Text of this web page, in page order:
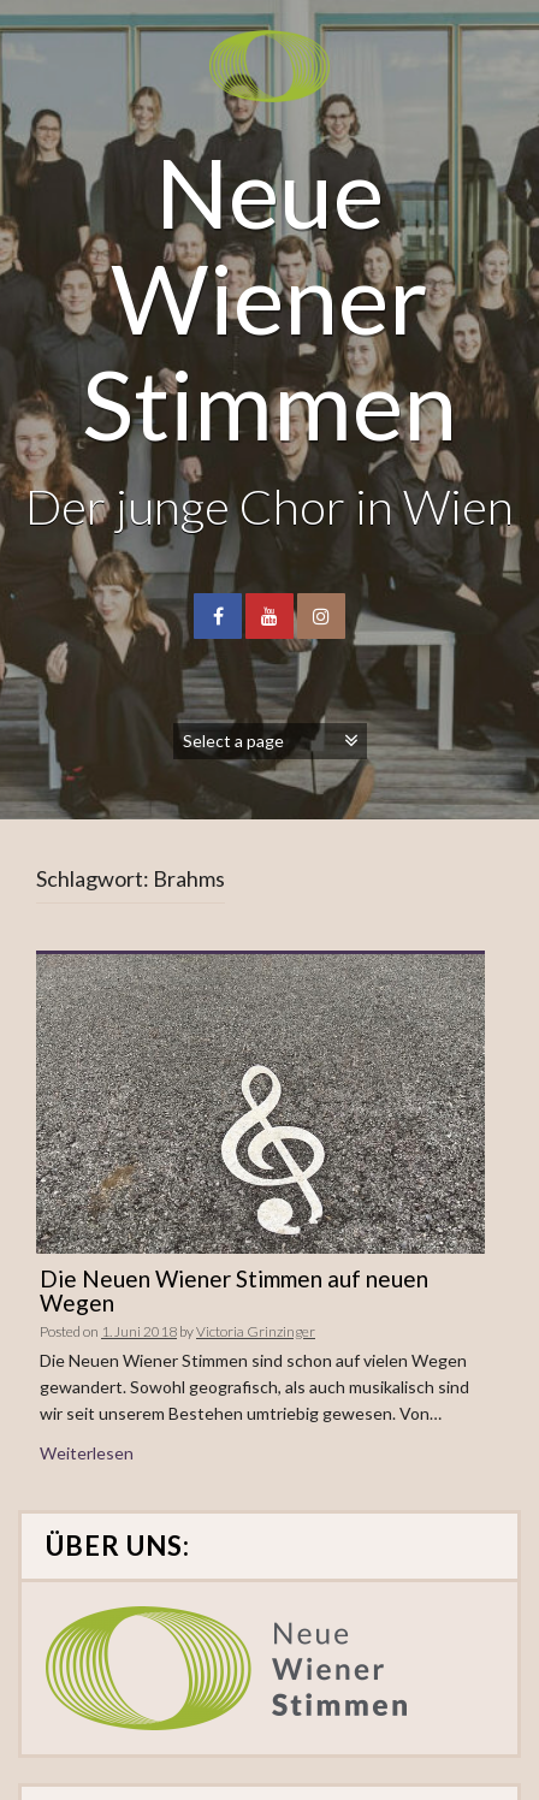
Neue
Wiener
Stimmen
Der junge Chor in Wien
Schlagwort: Brahms
Die Neuen Wiener Stimmen auf neuen
Wegen
Posted on 1. Juni 2018 byVictoria Grinzinger
Die Neuen Wiener Stimmen sind schon auf vielen Wegen
gewandert. Sowohl geografisch, als auch musikalisch sind
wir seit unserem Bestehen umtriebig gewesen. Von…
Weiterlesen
ÜBER UNS: